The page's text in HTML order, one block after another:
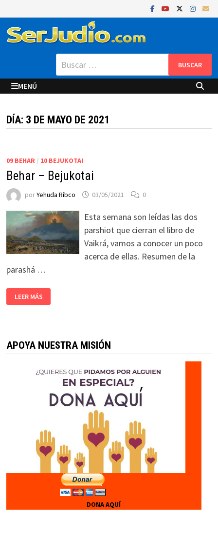
al
contenido
Buscar:
MENÚ
DÍA: 3 DE MAYO DE 2021
09 BEHAR/ 10 BEJUKOTAI
Behar – Bejukotai
porYehuda Ribco 03/05/2021 0
Esta semana son leídas las dos
parshiot que cierran el libro de
Vaikrá, vamos a conocer un poco
acerca de ellas. Resumen de la
parashá …
LEER MÁS
APOYA NUESTRA MISIÓN
DONA AQUÍ